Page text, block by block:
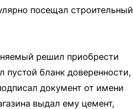
посещал строительный
решил приобрести
пустой бланк доверенности,
документ от имени
выдал ему цемент,